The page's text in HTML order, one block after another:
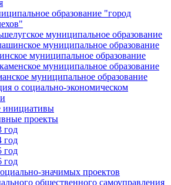
образование "город
муниципальное образование
муниципальное образование
муниципальное образование
муниципальное образование
муниципальное образование
о социально-экономическом
инициативы
проекты
год
год
год
год
значимых проектов
общественного самоуправления